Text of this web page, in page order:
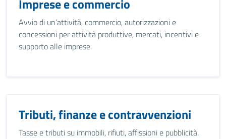
Imprese e commercio
Avvio di un’attività, commercio, autorizzazioni e
concessioni per attività produttive, mercati, incentivi e
supporto alle imprese.
Tributi, finanze e contravvenzioni
Tasse e tributi su immobili, rifiuti, affissioni e pubblicità.